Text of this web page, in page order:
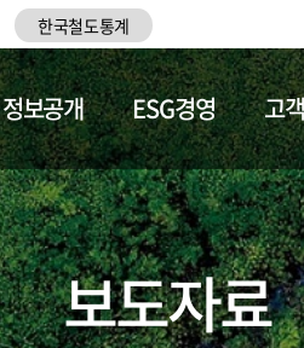
한국철도통계
정보공개 ESG경영 고
갤러리
보도자료